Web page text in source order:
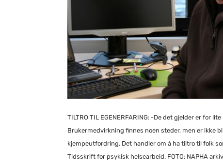
TILTRO TIL EGENERFARING: -De det gjelder er for
Brukermedvirkning finnes noen steder, men er ikke
kjempeutfordring. Det handler om å ha tiltro til folk
Tidsskrift for psykisk helsearbeid. FOTO: NAPHA